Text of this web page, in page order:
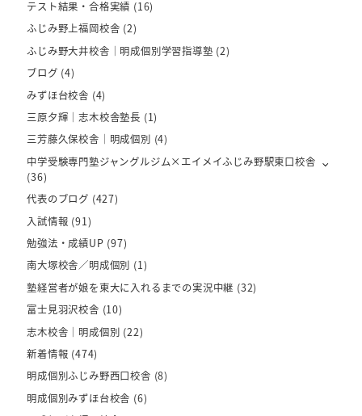
テスト結果・合格実績 (16)
ふじみ野上福岡校舎 (2)
ふじみ野大井校舎｜明成個別学習指導塾 (2)
ブログ (4)
みずほ台校舎 (4)
三原夕輝｜志木校舎塾長 (1)
三芳藤久保校舎｜明成個別 (4)
中学受験専門塾ジャングルジム×エイメイふじみ野駅東口校舎
(36)
代表のブログ (427)
入試情報 (91)
勉強法・成績UP (97)
南大塚校舎／明成個別 (1)
塾経営者が娘を東大に入れるまでの実況中継 (32)
富士見羽沢校舎 (10)
志木校舎｜明成個別 (22)
新着情報 (474)
明成個別ふじみ野西口校舎 (8)
明成個別みずほ台校舎 (6)